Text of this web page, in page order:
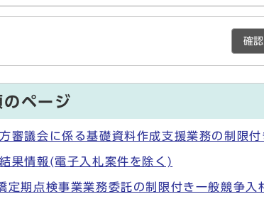
確認
ページ
審議会に係る基礎資料作成支援業務の制限
果情報(電子入札案件を除く)
定期点検事業業務委託の制限付き一般競争入